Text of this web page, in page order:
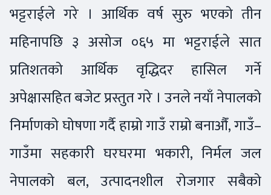
भट्टराईले गरे । आर्थिक वर्ष सुरु भएको तीन
महिनापछि ३ असोज ०६५ मा भट्टराईले सात
प्रतिशतको आर्थिक वृद्धिदर हासिल गर्ने
अपेक्षासहित बजेट प्रस्तुत गरे । उनले नयाँ नेपालको
निर्माणको घोषणा गर्दै हाम्रो गाउँ राम्रो बनाऔँ, गाउँ–
गाउँमा सहकारी घरघरमा भकारी, निर्मल जल
नेपालको बल, उत्पादनशील रोजगार सबैको